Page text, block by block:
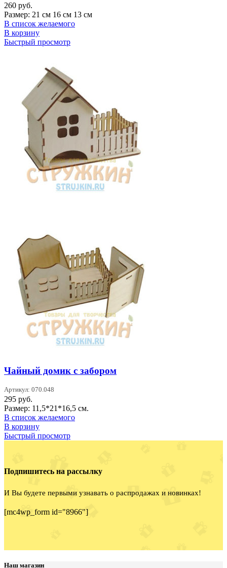
260 руб.
Размер: 21 см 16 см 13 см
В список желаемого
В корзину
Быстрый просмотр
Чайный домик с забором
Артикул: 070.048
295 руб.
Размер: 11,5*21*16,5 см.
В список желаемого
В корзину
Быстрый просмотр
Подпишитесь на рассылку
И Вы будете первыми узнавать о распродажах и новинках!
[mc4wp_form id="8966"]
Наш магазин